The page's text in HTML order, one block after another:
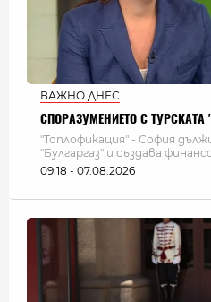
ВАЖНО ДНЕС
СПОРАЗУМЕНИЕТО С
"Топлофикация" - София
"Булгаргаз" и създава
09:18 - 07.08.2026